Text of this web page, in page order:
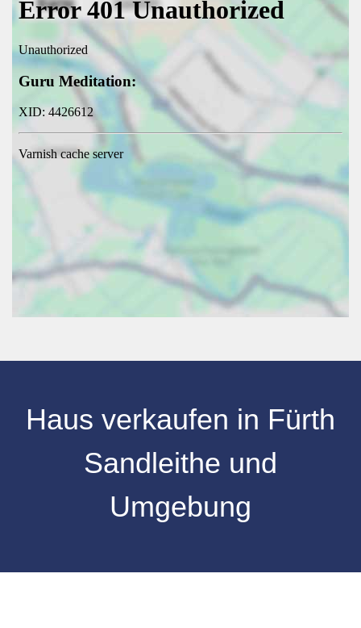
Haus verkaufen in Fürth
Sandleithe und
Umgebung